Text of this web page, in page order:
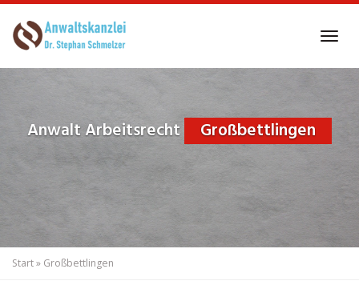
to
Anwalt Arbeitsrecht Großbettlingen
Start» Großbettlingen